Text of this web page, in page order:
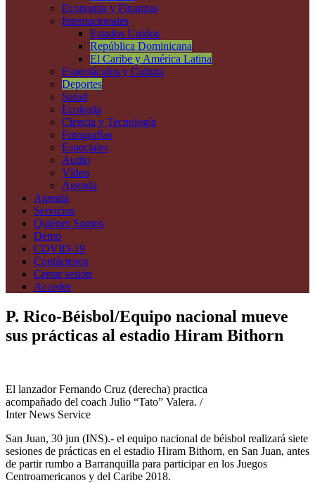
Economía y Finanzas
Internacionales
Estados Unidos
República Dominicana
El Caribe y América Latina
Espectáculos y Cultura
Deportes
Salud
Ecología
Ciencia y Tecnología
Fotografías
Especiales
Audio
Vídeo
Agenda
Agenda
Servicios
Quiénes Somos
Demo
COVID-19
Contáctenos
Cerrar sesión
Acceder
P. Rico-Béisbol/Equipo nacional mueve
sus prácticas al estadio Hiram Bithorn
El lanzador Fernando Cruz (derecha) practica
acompañado del coach Julio “Tato” Valera. /
Inter News Service
San Juan, 30 jun (INS).- el equipo nacional de béisbol realizará siete
sesiones de prácticas en el estadio Hiram Bithorn, en San Juan, antes
de partir rumbo a Barranquilla para participar en los Juegos
Centroamericanos y del Caribe 2018.